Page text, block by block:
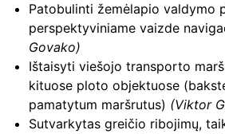
Patobulinti žemėlapio valdymo
perspektyviniame vaizde
Govako)
Ištaisyti viešojo transporto
kituose ploto objektuose
pamatytum maršrutus) (Viktor
Sutvarkytas greičio ribojimų,